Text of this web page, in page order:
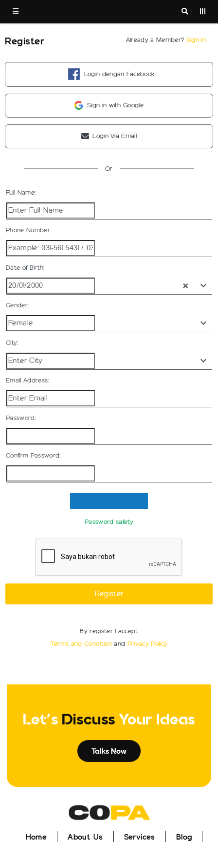
Register Already a Member? Sign In
Login dengan Facebook
Sign in with Google
Login Via Email
Or
Full Name:
Phone Number:
Date of Birth:
Gender:
City:
Email Address:
Password:
Confirm Password:
Password safety
Register
By register I accept
Terms and Condition and Privacy Policy
Let's Discuss Your Ideas
Talks Now
Home
About Us
Services
Blog